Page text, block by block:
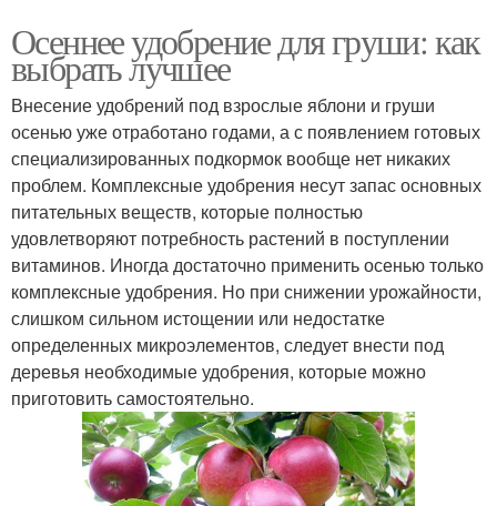
Осеннее удобрение для груши: как
выбрать лучшее
Внесение удобрений под взрослые яблони и груши
осенью уже отработано годами, а с появлением готовых
специализированных подкормок вообще нет никаких
проблем. Комплексные удобрения несут запас основных
питательных веществ, которые полностью
удовлетворяют потребность растений в поступлении
витаминов. Иногда достаточно применить осенью только
комплексные удобрения. Но при снижении урожайности,
слишком сильном истощении или недостатке
определенных микроэлементов, следует внести под
деревья необходимые удобрения, которые можно
приготовить самостоятельно.